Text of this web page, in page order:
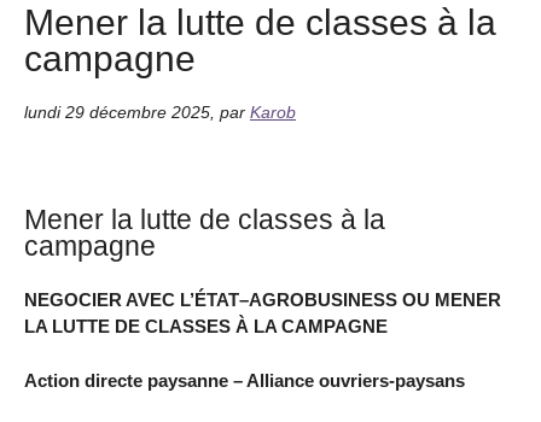
Mener la lutte de classes à la
campagne
lundi 29 décembre 2025 par Karob
Mener la lutte de classes à la
campagne
NEGOCIER AVEC L’ÉTAT–AGROBUSINESS OU MENER
LA LUTTE DE CLASSES À LA CAMPAGNE
Action directe paysanne – Alliance ouvriers-paysans